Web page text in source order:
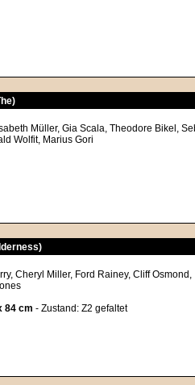
Müller, Gia Scala, Theodore Bikel,
Wolfit, Marius Gori
Cheryl Miller, Ford Rainey, Cliff Osmond,
84 cm - Zustand: Z2 gefaltet